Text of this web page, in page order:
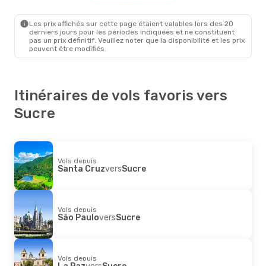
Les prix affichés sur cette page étaient valables lors des 20
derniers jours pour les périodes indiquées et ne constituent
pas un prix définitif. Veuillez noter que la disponibilité et les prix
peuvent être modifiés.
Itinéraires de vols favoris vers
Sucre
Vols depuis
Santa CruzversSucre
Vols depuis
São PauloversSucre
Vols depuis